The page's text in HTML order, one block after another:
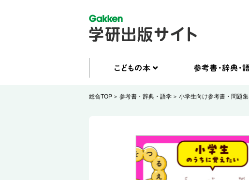
総合TOP 参考書・辞典・語学 小学生向け参考書・問題集